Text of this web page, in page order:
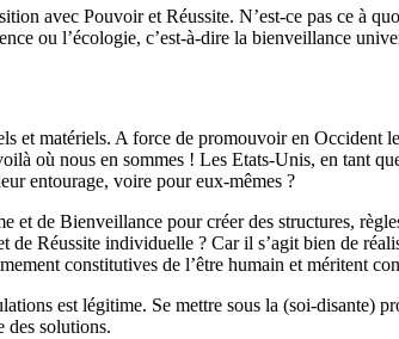
avec Pouvoir et Réussite. N’est-ce pas ce à
ou l’écologie, c’est-à-dire la bienveillance
et matériels. A force de promouvoir en
où nous en sommes ! Les Etats-Unis, en tant
entourage, voire pour eux-mêmes ?
de Bienveillance pour créer des structures,
Réussite individuelle ? Car il s’agit bien de
constitutives de l’être humain et méritent
est légitime. Se mettre sous la (soi-disante)
des solutions.